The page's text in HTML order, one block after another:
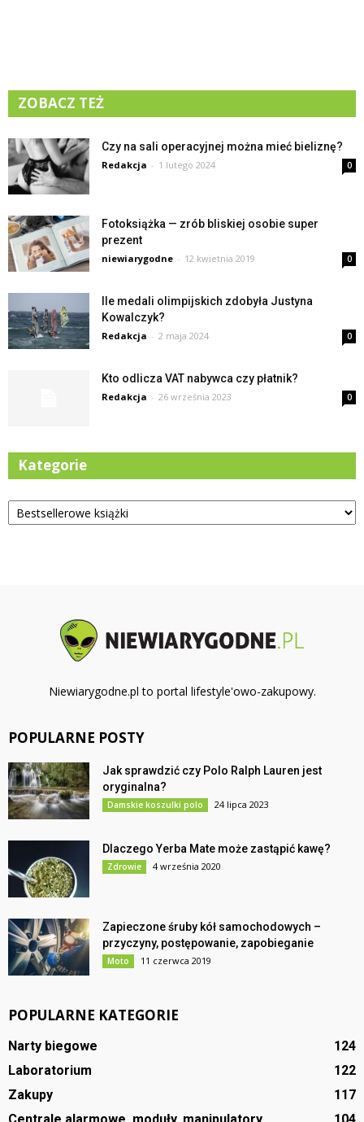
ZOBACZ TEŻ
Czy na sali operacyjnej można mieć bieliznę?
Redakcja - 1 lutego 2024 0
Fotoksiążka — zrób bliskiej osobie super
prezent
niewiarygodne - 12 kwietnia 2019 0
Ile medali olimpijskich zdobyła Justyna
Kowalczyk?
Redakcja - 2 maja 2024 0
Kto odlicza VAT nabywca czy płatnik?
Redakcja - 26 września 2023 0
Kategorie
Kategorie
Niewiarygodne.pl to portal lifestyle'owo-zakupowy.
POPULARNE POSTY
Jak sprawdzić czy Polo Ralph Lauren jest
oryginalna?
Damskie koszulki polo 24 lipca 2023
Dlaczego Yerba Mate może zastąpić kawę?
Zdrowie 4 września 2020
Zapieczone śruby kół samochodowych –
przyczyny, postępowanie, zapobieganie
Moto 11 czerwca 2019
POPULARNE KATEGORIE
Narty biegowe
124
Laboratorium
122
Zakupy
117